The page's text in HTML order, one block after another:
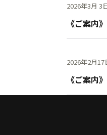
《ご案内
2026年3月 3
《ご案内
2026年2月17